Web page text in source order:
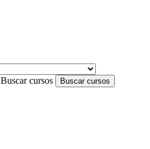
Buscar cursos
Buscar cursos